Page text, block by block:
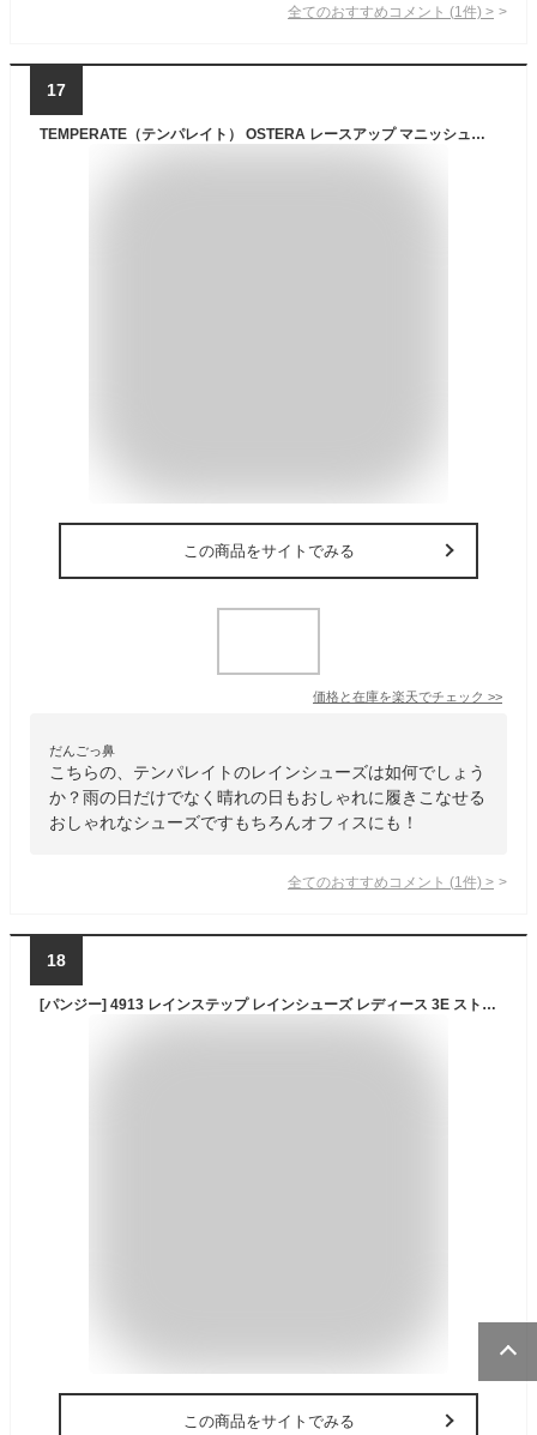
全てのおすすめコメント (1 件) >
17
TEMPERATE（テンパレイト） OSTERA レースアップ マニッシュシューズ / レインシューズ レディース 雨靴 ゴム PVC きれいめ オケージョン オフィス / rny22 / rdy
この商品をサイトでみる
価格と在庫を楽天でチェック >>
だんごっ鼻
こちらの、テンパレイトのレインシューズは如何でしょう
か？雨の日だけでなく晴れの日もおしゃれに履きこなせる
おしゃれなシューズですもちろんオフィスにも！
全てのおすすめコメント (1 件) >
18
[パンジー] 4913 レインステップ レインシューズ レディース 3E ストラップ 防水 22.5cm グレージュ
この商品をサイトでみる